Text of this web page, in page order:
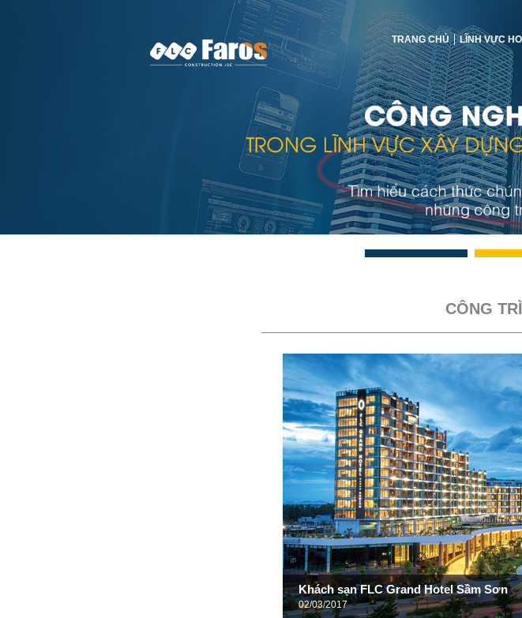
TRANG CHỦ LĨNH VỰC
CÔNG
Khách sạn FLC Grand Hotel Sầm Sơn
02/03/2017